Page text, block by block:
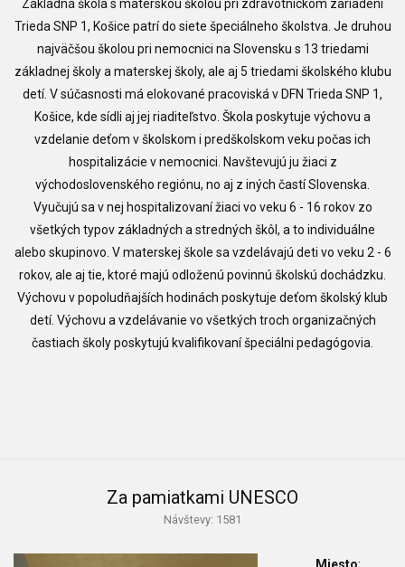
Základná škola s materskou školou pri zdravotníckom zariadení
Trieda SNP 1, Košice patrí do siete špeciálneho školstva. Je druhou
najväčšou školou pri nemocnici na Slovensku s 13 triedami
základnej školy a materskej školy, ale aj 5 triedami školského klubu
detí. V súčasnosti má elokované pracoviská v DFN Trieda SNP 1,
Košice, kde sídli aj jej riaditeľstvo. Škola poskytuje výchovu a
vzdelanie deťom v školskom i predškolskom veku počas ich
hospitalizácie v nemocnici. Navštevujú ju žiaci z
východoslovenského regiónu, no aj z iných častí Slovenska.
Vyučujú sa v nej hospitalizovaní žiaci vo veku 6 - 16 rokov zo
všetkých typov základných a stredných škôl, a to individuálne
alebo skupinovo. V materskej škole sa vzdelávajú deti vo veku 2 - 6
rokov, ale aj tie, ktoré majú odloženú povinnú školskú dochádzku.
Výchovu v popoludňajších hodinách poskytuje deťom školský klub
detí. Výchovu a vzdelávanie vo všetkých troch organizačných
častiach školy poskytujú kvalifikovaní špeciálni pedagógovia.
Za pamiatkami UNESCO
Návštevy: 1581